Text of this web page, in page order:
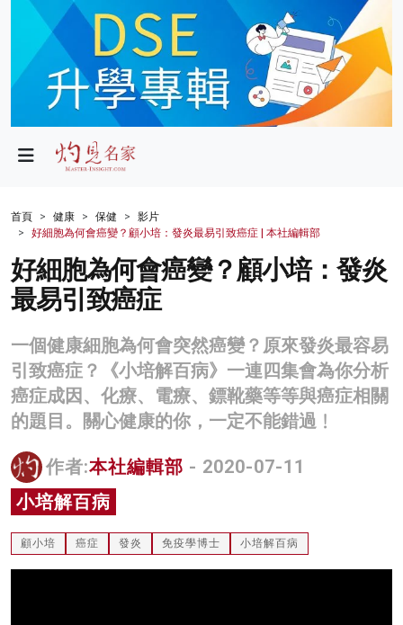
政局
財經
生活
健康
商業
科技
影片
名家榜
灼見活動
關於我們
首頁 健康 保健
影片
好細胞為何會癌變？顧小培：發炎最易引致癌症 | 本社編輯部
好細胞為何會癌變？顧小培：發炎
最易引致癌症
一個健康細胞為何會突然癌變？原來發炎最容易
引致癌症？《小培解百病》一連四集會為你分析
癌症成因、化療、電療、鏢靴藥等等與癌症相關
的題目。關心健康的你，一定不能錯過﹗
作者:本社編輯部 - 2020-07-11
小培解百病
顧小培 癌症 發炎 免疫學博士 小培解百病